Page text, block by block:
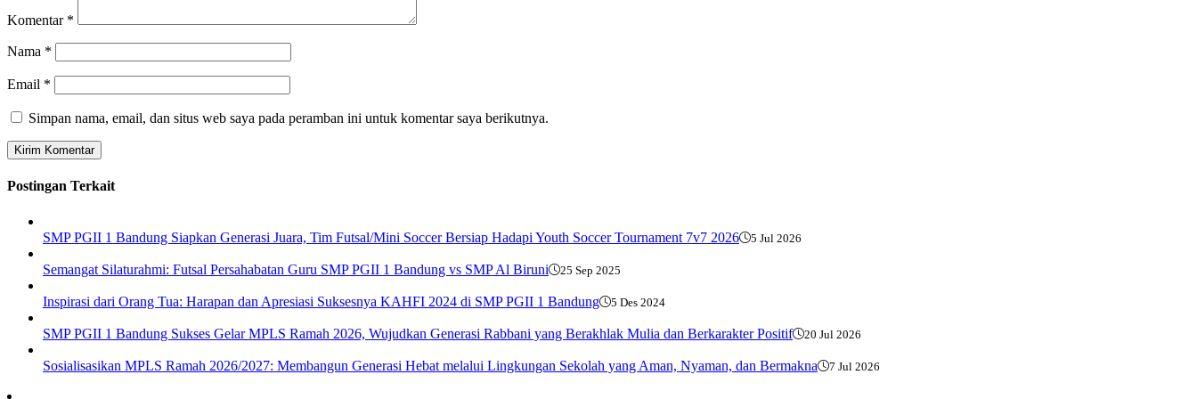
Komentar *
Nama *
Email *
Simpan nama, email, dan situs web saya pada peramban ini untuk komentar saya berikutnya.
Postingan Terkait
SMP PGII 1 Bandung Siapkan Generasi Juara, Tim Futsal/Mini Soccer Bersiap Hadapi Youth Soccer Tournament 7v7 2026 5 Jul 2026
Semangat Silaturahmi: Futsal Persahabatan Guru SMP PGII 1 Bandung vs SMP Al Biruni 25 Sep 2025
Inspirasi dari Orang Tua: Harapan dan Apresiasi Suksesnya KAHFI 2024 di SMP PGII 1 Bandung 5 Des 2024
SMP PGII 1 Bandung Sukses Gelar MPLS Ramah 2026, Wujudkan Generasi Rabbani yang Berakhlak Mulia dan Berkarakter Positif 20 Jul 2026
Sosialisasikan MPLS Ramah 2026/2027: Membangun Generasi Hebat melalui Lingkungan Sekolah yang Aman, Nyaman, dan Bermakna 7 Jul 2026